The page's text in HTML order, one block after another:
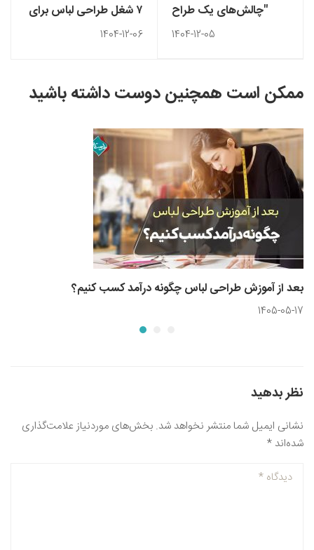
"چالش‌های یک طراح
لباس" چگونه با طراحی
1404-12-05
۷ شغل طراحی لباس برای
ورود به بازار کار بین‌المللی
1404-12-06
ممکن است همچنین دوست داشته باشید
بعد از آموزش طراحی لباس چگونه درآمد کسب کنیم؟
1405-05-17
نظر بدهید
نشانی ایمیل شما منتشر نخواهد شد. بخش‌های موردنیاز علامت‌گذاری
شده‌اند *